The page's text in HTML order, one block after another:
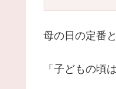
母の日の定番
「子どもの頃